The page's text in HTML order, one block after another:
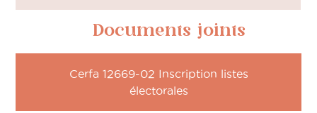
Documents joints
Cerfa 12669-02 Inscription listes
électorales